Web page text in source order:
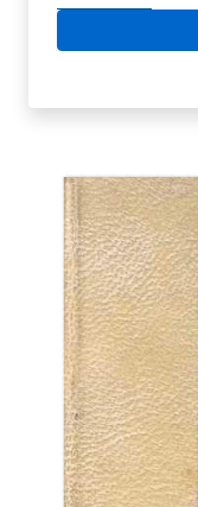
COMPENDIUM
MANUALIS
1591